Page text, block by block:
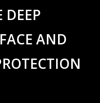
DEEP
AND